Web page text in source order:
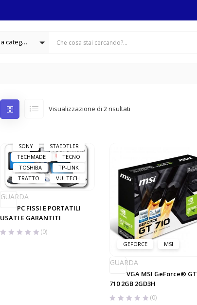
Seleziona una categoria
Visualizzazione di 2 risultati
MAXTOR
MSI
SONY
STAEDTLER
TECHMADE
TECNO
TOSHIBA
TP-LINK
TRATTO
VULTECH
GUARDA
PC FISSI E PORTATILI
USATI E GARANTITI
(0)
GEFORCE MSI
GUARDA
VGA MSI GeForce® GT
710 2GB 2GD3H
(0)